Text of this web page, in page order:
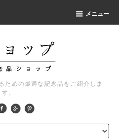
メニュー
ための最適な記念品をご紹介しま
す。